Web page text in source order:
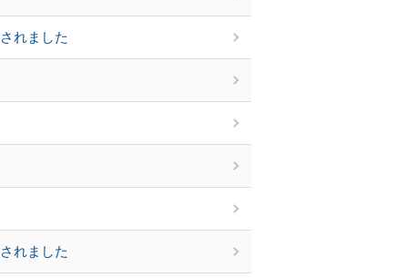
れました
れました